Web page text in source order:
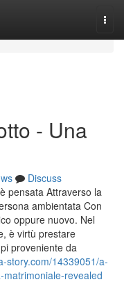
- Una
Discuss
pensata Attraverso la
ambientata Con
oppure nuovo. Nel
è virtù prestare
proveniente da
story.com/14339051/a-
revealed